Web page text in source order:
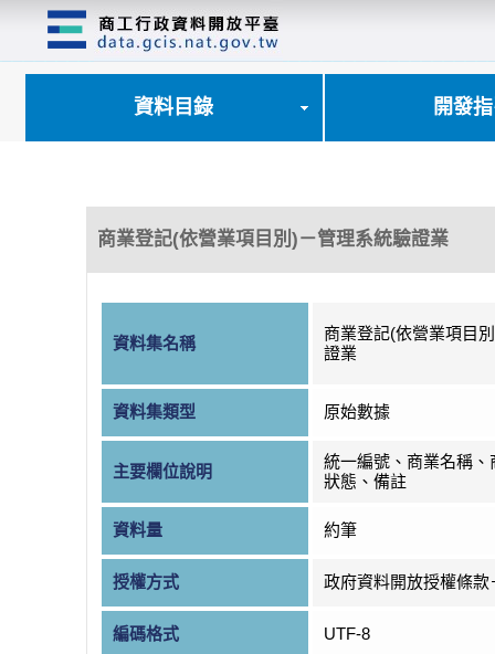
資料目錄 開發
商業登記(依營業項目別)－管理系統驗證業
資料集名稱
商業登記(依營業項目
證業
資料集類型 原始數據
主要欄位說明
統一編號、商業名稱、
狀態、備註
資料量 約筆
授權方式 政府資料開放授權條款
編碼格式 UTF-8